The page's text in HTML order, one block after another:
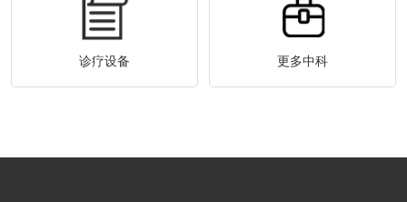
诊疗设备 更多中科